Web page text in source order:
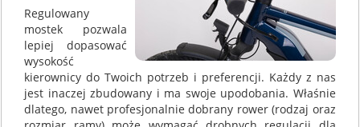
Regulowany
mostek pozwala
lepiej dopasować
wysokość
kierownicy do Twoich potrzeb i preferencji. Każdy z nas
jest inaczej zbudowany i ma swoje upodobania. Właśnie
dlatego, nawet profesjonalnie dobrany rower (rodzaj oraz